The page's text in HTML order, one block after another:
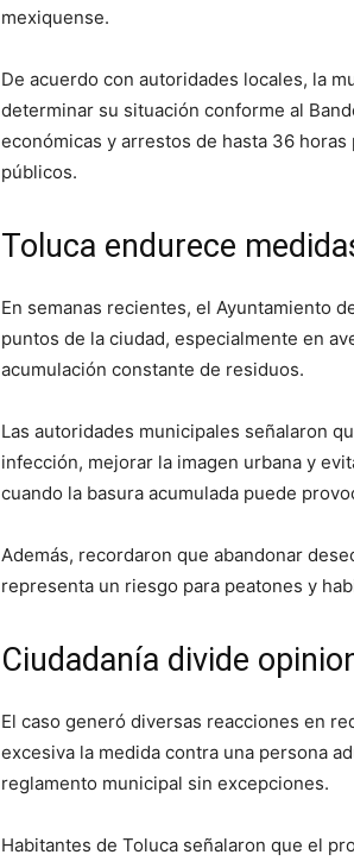
mexiquense.
De acuerdo con autoridades locales, la
determinar su situación conforme al
económicas y arrestos de hasta 36
públicos.
Toluca endurece
En semanas recientes, el Ayuntamiento
puntos de la ciudad, especialmente en
acumulación constante de residuos.
Las autoridades municipales señalaron
infección, mejorar la imagen urbana y
cuando la basura acumulada puede
Además, recordaron que abandonar
representa un riesgo para peatones y
Ciudadanía divide
El caso generó diversas reacciones en
excesiva la medida contra una persona
reglamento municipal sin excepciones.
Habitantes de Toluca señalaron que el